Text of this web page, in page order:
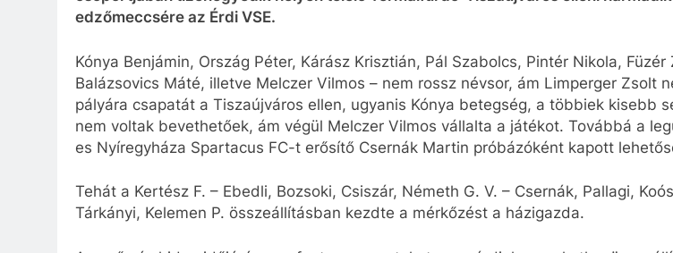
edzőmeccsére az Érdi VSE.
Kónya Benjámin, Ország Péter, Kárász Krisztián, Pál Szabolcs, Pintér Nikola, Füzér
Balázsovics Máté, illetve Melczer Vilmos – nem rossz névsor, ám Limperger Zsolt
pályára csapatát a Tiszaújváros ellen, ugyanis Kónya betegség, a többiek kisebb
nem voltak bevethetőek, ám végül Melczer Vilmos vállalta a játékot. Továbbá a
es Nyíregyháza Spartacus FC-t erősítő Csernák Martin próbázóként kapott
Tehát a Kertész F. – Ebedli, Bozsoki, Csiszár, Németh G. V. – Csernák, Pallagi,
Tárkányi, Kelemen P. összeállításban kezdte a mérkőzést a házigazda.